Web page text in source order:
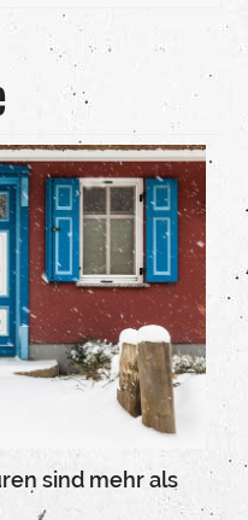
sind mehr als